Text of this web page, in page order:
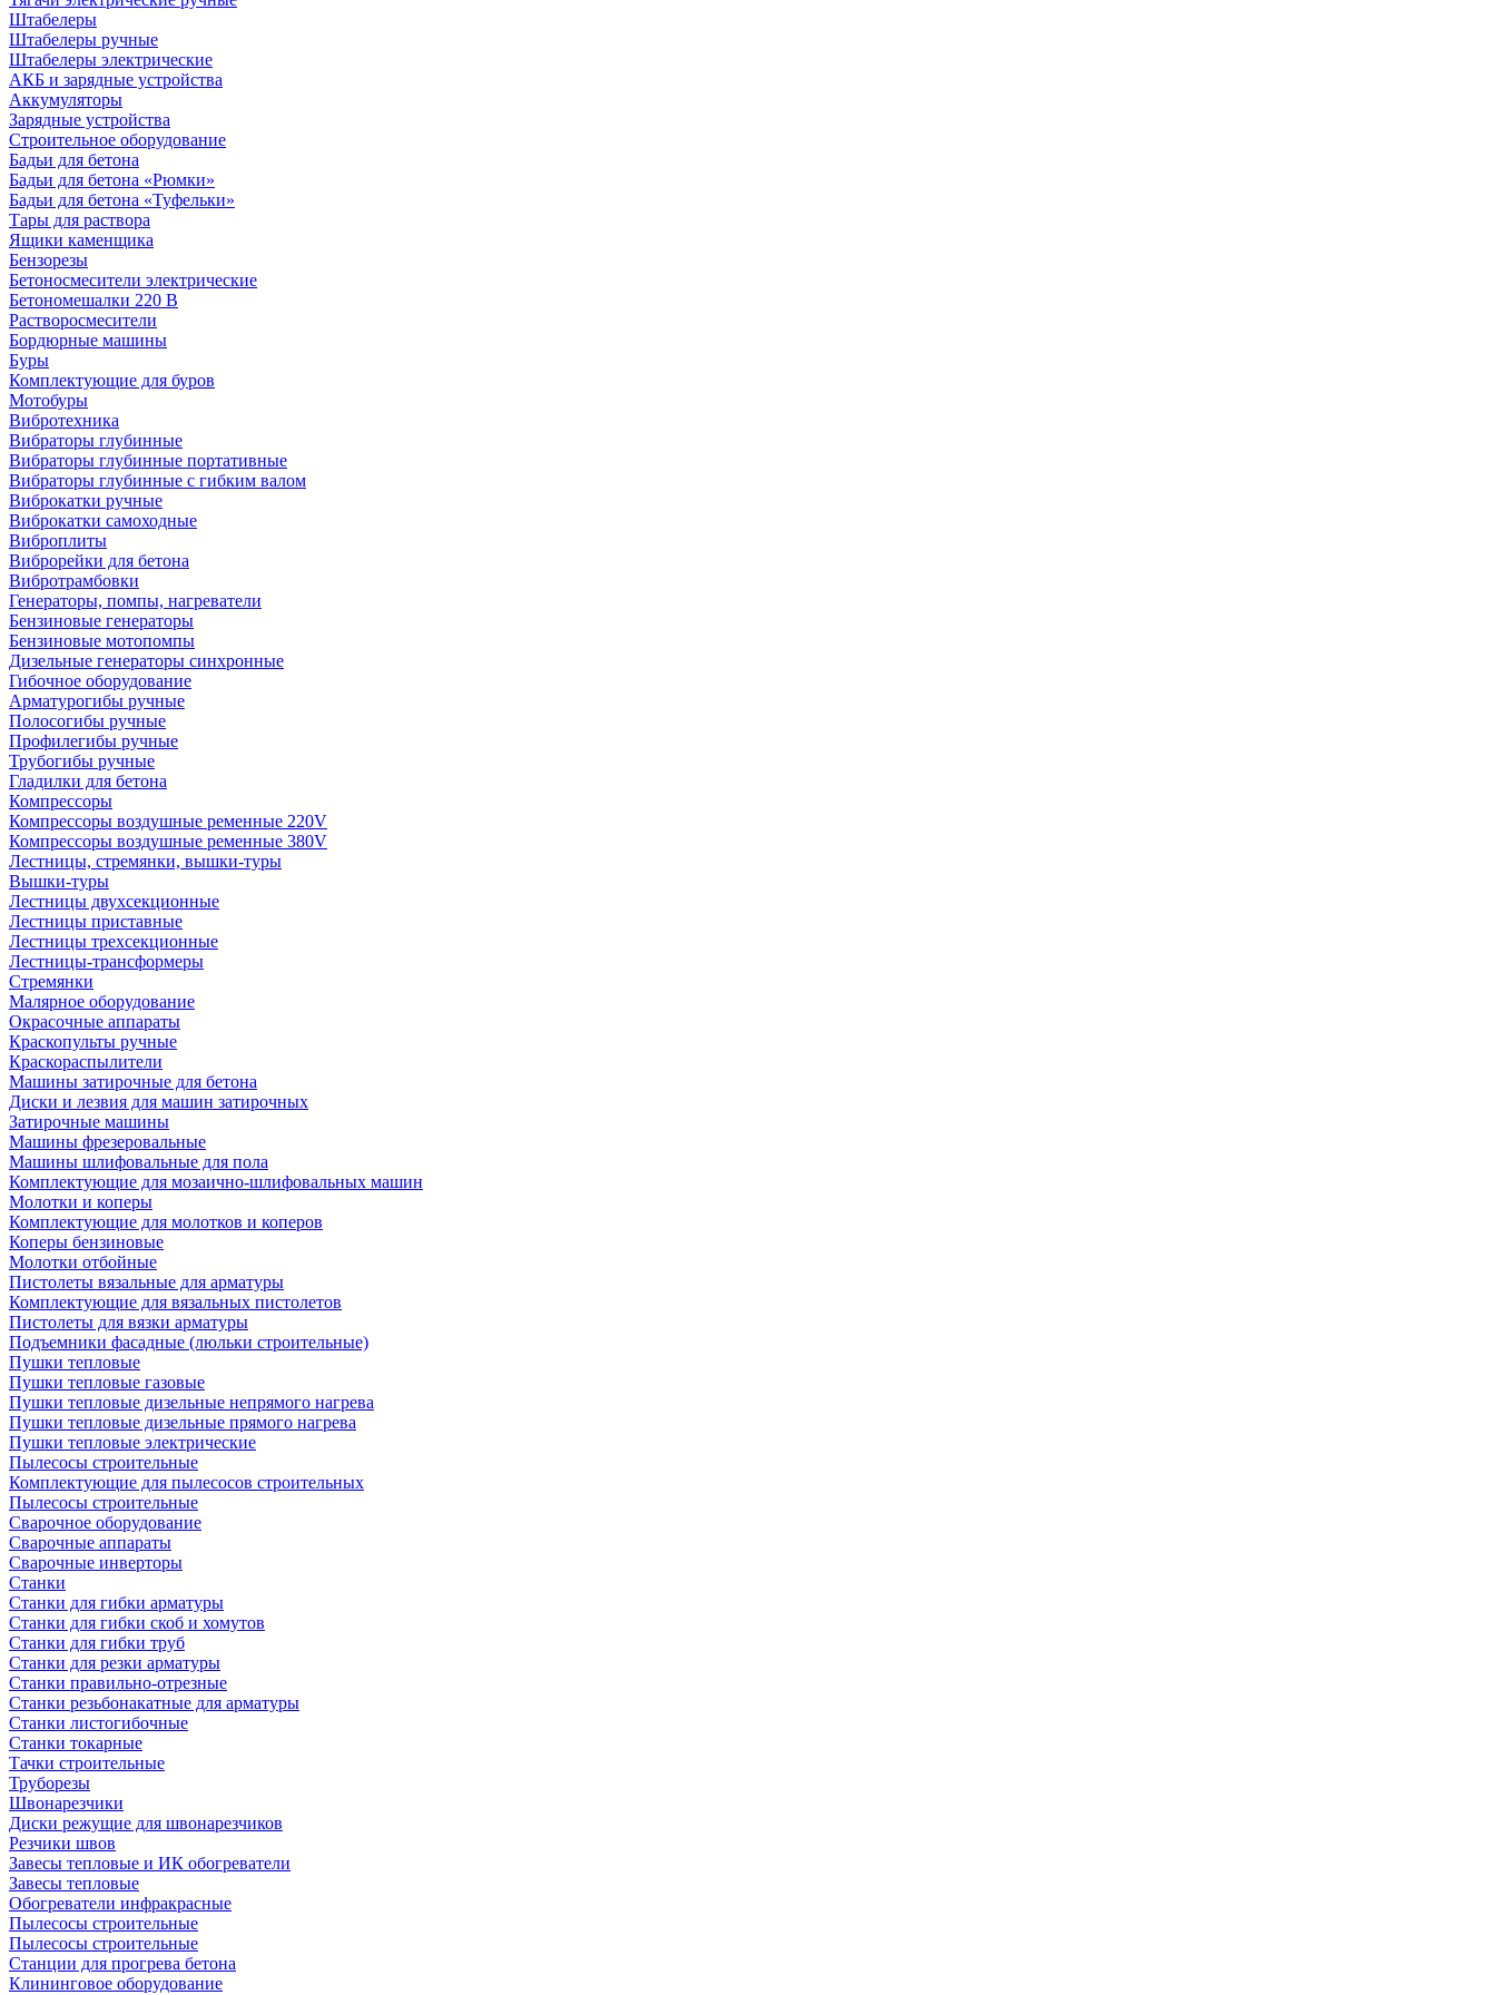
Штабелеры
Штабелеры ручные
Штабелеры электрические
АКБ и зарядные устройства
Аккумуляторы
Зарядные устройства
Строительное оборудование
Бадьи для бетона
Бадьи для бетона «Рюмки»
Бадьи для бетона «Туфельки»
Тары для раствора
Ящики каменщика
Бензорезы
Бетоносмесители электрические
Бетономешалки 220 В
Растворосмесители
Бордюрные машины
Буры
Комплектующие для буров
Мотобуры
Вибротехника
Вибраторы глубинные
Вибраторы глубинные портативные
Вибраторы глубинные с гибким валом
Виброкатки ручные
Виброкатки самоходные
Виброплиты
Виброрейки для бетона
Вибротрамбовки
Генераторы, помпы, нагреватели
Бензиновые генераторы
Бензиновые мотопомпы
Дизельные генераторы синхронные
Гибочное оборудование
Арматурогибы ручные
Полосогибы ручные
Профилегибы ручные
Трубогибы ручные
Гладилки для бетона
Компрессоры
Компрессоры воздушные ременные 220V
Компрессоры воздушные ременные 380V
Лестницы, стремянки, вышки-туры
Вышки-туры
Лестницы двухсекционные
Лестницы приставные
Лестницы трехсекционные
Лестницы-трансформеры
Стремянки
Малярное оборудование
Окрасочные аппараты
Краскопульты ручные
Краскораспылители
Машины затирочные для бетона
Диски и лезвия для машин затирочных
Затирочные машины
Машины фрезеровальные
Машины шлифовальные для пола
Комплектующие для мозаично-шлифовальных машин
Молотки и коперы
Комплектующие для молотков и коперов
Коперы бензиновые
Молотки отбойные
Пистолеты вязальные для арматуры
Комплектующие для вязальных пистолетов
Пистолеты для вязки арматуры
Подъемники фасадные (люльки строительные)
Пушки тепловые
Пушки тепловые газовые
Пушки тепловые дизельные непрямого нагрева
Пушки тепловые дизельные прямого нагрева
Пушки тепловые электрические
Пылесосы строительные
Комплектующие для пылесосов строительных
Пылесосы строительные
Сварочное оборудование
Сварочные аппараты
Сварочные инверторы
Станки
Станки для гибки арматуры
Станки для гибки скоб и хомутов
Станки для гибки труб
Станки для резки арматуры
Станки правильно-отрезные
Станки резьбонакатные для арматуры
Станки листогибочные
Станки токарные
Тачки строительные
Труборезы
Швонарезчики
Диски режущие для швонарезчиков
Резчики швов
Завесы тепловые и ИК обогреватели
Завесы тепловые
Обогреватели инфракрасные
Пылесосы строительные
Пылесосы строительные
Станции для прогрева бетона
Клининговое оборудование